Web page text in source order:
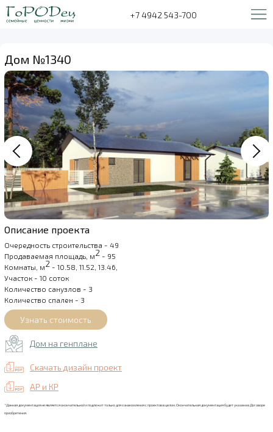
+7 4942 543-700
Дом №1340
Описание проекта
Очередность строительства - 49
Продаваемая площадь, м2 - 95
Комнаты, м2 - 10.58, 11.52, 13.46,
Участок - 10 соток
Количество санузлов - 3
Количество спален - 3
Дом на генплане
Скачать дизайн проект
АР и КР
*Данная документация не является окончательной и подлежит только для ознакомления с проектов в целом. Окончательная документация будет указана в Договоре
приобретения.